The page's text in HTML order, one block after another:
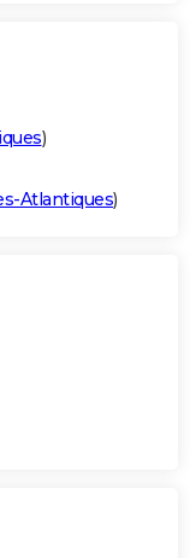
)
Atlantiques)